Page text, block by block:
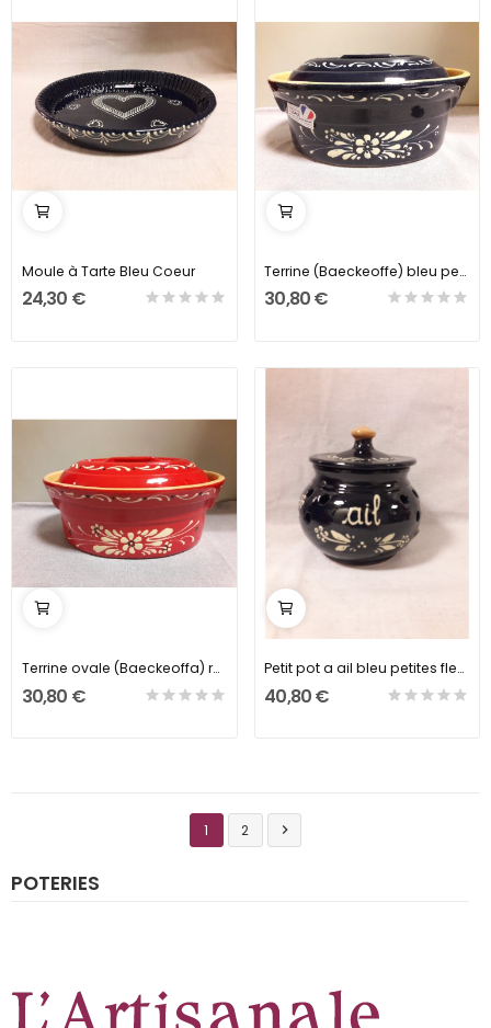
POTERIES
Moule à Tarte Bleu Coeur
24,30 €
Terrine (Baeckeoffe) bleu petites fleurs
30,80 €
Terrine ovale (Baeckeoffa) rouge petites fleurs
30,80 €
Petit pot a ail bleu petites fleurs
40,80 €
1 2 